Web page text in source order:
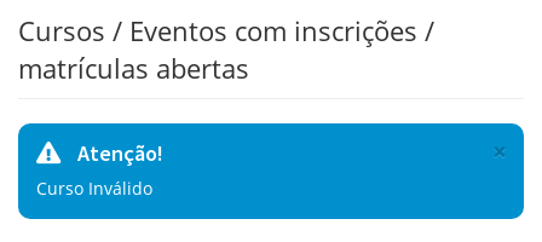
Cursos / Eventos com inscrições /
matrículas abertas
×
Atenção!
Curso Inválido